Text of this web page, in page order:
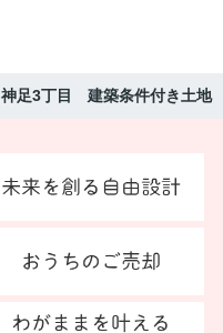
神足3丁目 建築条件付き土地